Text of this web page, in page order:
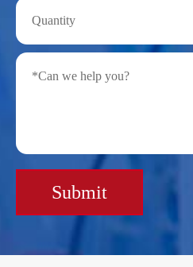
Submit